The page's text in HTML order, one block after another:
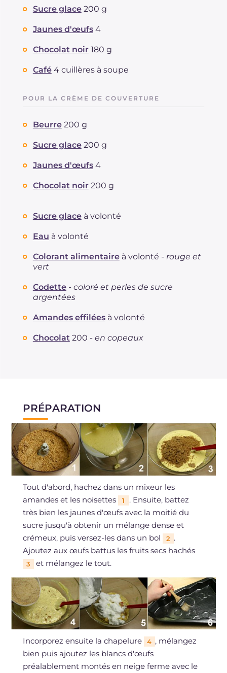
Sucre glace 200 g
Jaunes d'œufs 4
Chocolat noir 180 g
Café 4 cuillères à soupe
POUR LA CRÈME DE COUVERTURE
Beurre 200 g
Sucre glace 200 g
Jaunes d'œufs 4
Chocolat noir 200 g
Sucre glace à volonté
Eau à volonté
Colorant alimentaire à volonté - rouge et
vert
Codette - coloré et perles de sucre
argentées
Amandes effilées à volonté
Chocolat 200 - en copeaux
PRÉPARATION
Tout d'abord, hachez dans un mixeur les
amandes et les noisettes
1
. Ensuite, battez
très bien les jaunes d'œufs avec la moitié du
sucre jusqu'à obtenir un mélange dense et
crémeux, puis versez-les dans un bol
2 .
Ajoutez aux œufs battus les fruits secs hachés
3 et mélangez le tout.
Incorporez ensuite la chapelure 4 , mélangez
bien puis ajoutez les blancs d'œufs
préalablement montés en neige ferme avec le